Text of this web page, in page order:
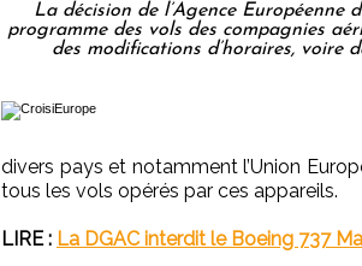
La décision de l’Agence
programme des vols des compagnies
des modifications d’horaires, voire
divers pays et notamment l’Union
tous les vols opérés par ces appareils.
LIRE : La DGAC interdit le Boeing 737